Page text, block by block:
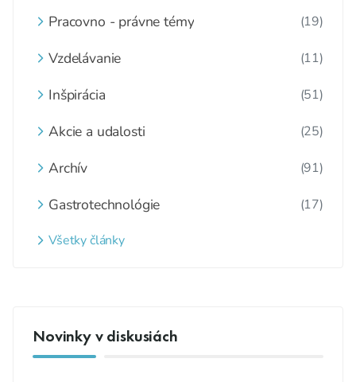
Pracovno - právne témy (19)
Vzdelávanie (11)
Inšpirácia (51)
Akcie a udalosti (25)
Archív (91)
Gastrotechnológie (17)
Všetky články
Novinky v diskusiách